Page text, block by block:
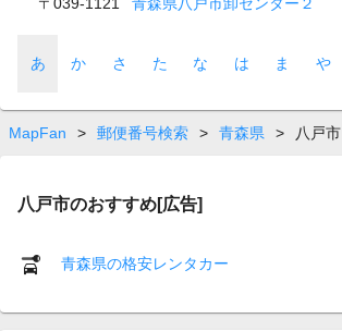
あ か さ た な は ま や
MapFan > 郵便番号検索 > 青森県 > 八戸市
八戸市のおすすめ[広告]
青森県の格安レンタカー